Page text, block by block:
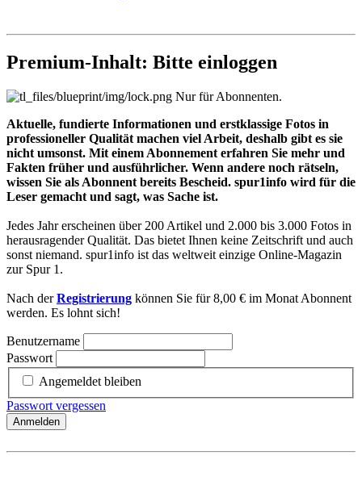
Premium-Inhalt: Bitte einloggen
Nur für Abonnenten.
Aktuelle, fundierte Informationen und erstklassige Fotos in
professioneller Qualität machen viel Arbeit, deshalb gibt es sie
nicht umsonst. Mit einem Abonnement erfahren Sie mehr und
Fakten früher und ausführlicher. Wenn andere noch rätseln,
wissen Sie als Abonnent bereits Bescheid. spur1info wird für die
Leser gemacht und sagt, was Sache ist.
Jedes Jahr erscheinen über 200 Artikel und 2.000 bis 3.000 Fotos in
herausragender Qualität. Das bietet Ihnen keine Zeitschrift und auch
sonst niemand. spur1info ist das weltweit einzige Online-Magazin
zur Spur 1.
Nach derRegistrierung können Sie für 8,00 € im Monat Abonnent
werden. Es lohnt sich!
Benutzername
Passwort
Angemeldet bleiben
Passwort vergessen
Anmelden